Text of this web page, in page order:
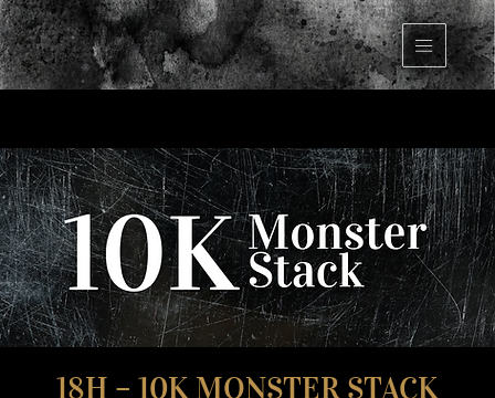
18H – 10K MONSTER STACK